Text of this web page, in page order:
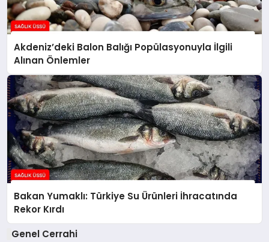
Akdeniz’deki Balon Balığı Popülasyonuyla İlgili
Alınan Önlemler
Bakan Yumaklı: Türkiye Su Ürünleri İhracatında
Rekor Kırdı
Genel Cerrahi